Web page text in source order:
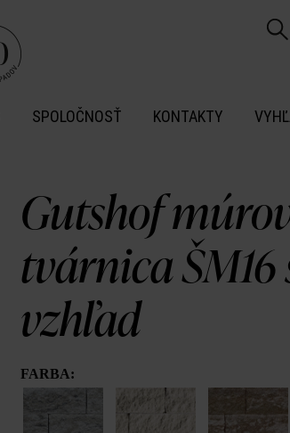
SPOLOČNOSŤ KONTAKTY
Gutshof
tvárnica
vzhľad
FARBA: